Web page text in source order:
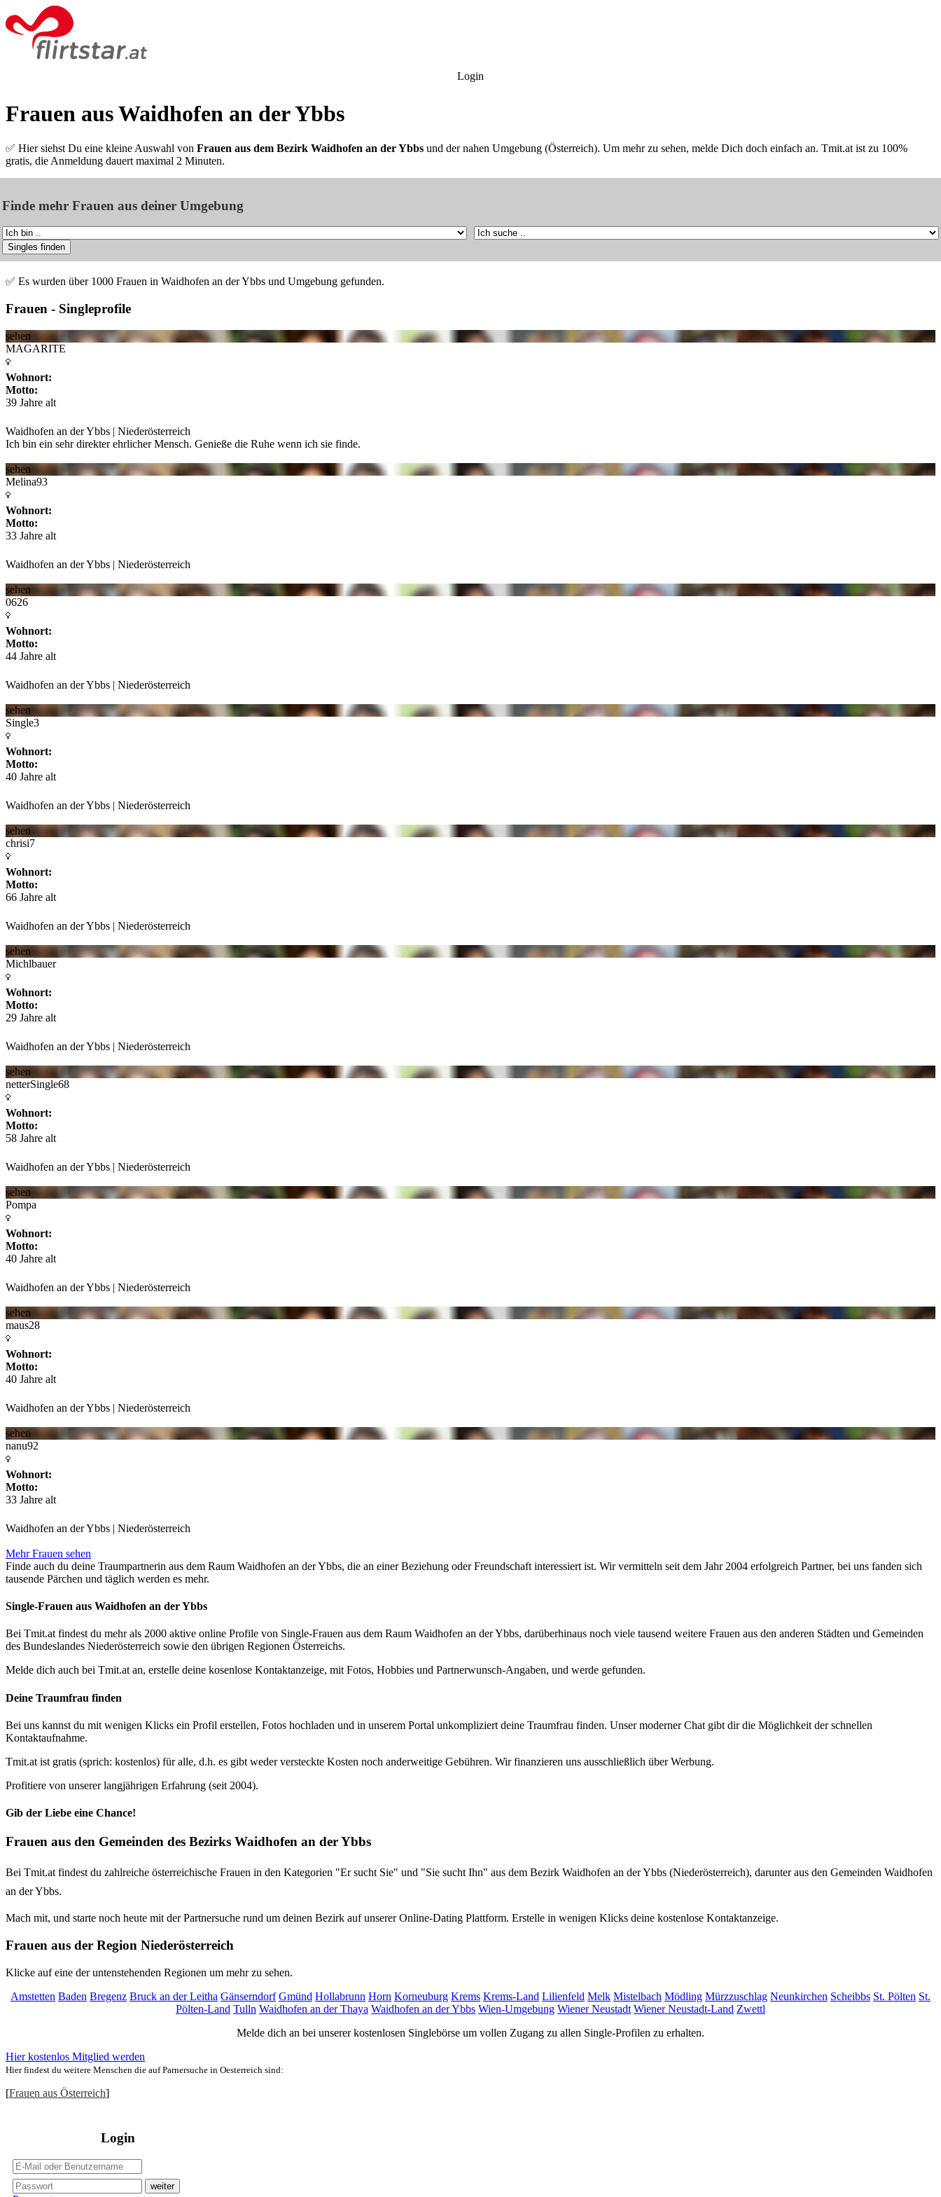
Login
Frauen aus Waidhofen an der Ybbs
✅ Hier siehst Du eine kleine Auswahl von Frauen aus dem Bezirk Waidhofen an der Ybbs und der nahen Umgebung (Österreich). Um mehr zu sehen, melde Dich doch einfach an. Tmit.at ist zu 100%
gratis, die Anmeldung dauert maximal 2 Minuten.
Finde mehr Frauen aus deiner Umgebung
✅ Es wurden über 1000 Frauen in Waidhofen an der Ybbs und Umgebung gefunden.
Frauen - Singleprofile
sehen
MAGARITE
Wohnort:
Motto:
39 Jahre alt
Waidhofen an der Ybbs | Niederösterreich
Ich bin ein sehr direkter ehrlicher Mensch. Genieße die Ruhe wenn ich sie finde.
sehen
Melina93
Wohnort:
Motto:
33 Jahre alt
Waidhofen an der Ybbs | Niederösterreich
sehen
0626
Wohnort:
Motto:
44 Jahre alt
Waidhofen an der Ybbs | Niederösterreich
sehen
Single3
Wohnort:
Motto:
40 Jahre alt
Waidhofen an der Ybbs | Niederösterreich
sehen
chrisi7
Wohnort:
Motto:
66 Jahre alt
Waidhofen an der Ybbs | Niederösterreich
sehen
Michlbauer
Wohnort:
Motto:
29 Jahre alt
Waidhofen an der Ybbs | Niederösterreich
sehen
netterSingle68
Wohnort:
Motto:
58 Jahre alt
Waidhofen an der Ybbs | Niederösterreich
sehen
Pompa
Wohnort:
Motto:
40 Jahre alt
Waidhofen an der Ybbs | Niederösterreich
sehen
maus28
Wohnort:
Motto:
40 Jahre alt
Waidhofen an der Ybbs | Niederösterreich
sehen
nanu92
Wohnort:
Motto:
33 Jahre alt
Waidhofen an der Ybbs | Niederösterreich
Mehr Frauen sehen
Finde auch du deine Traumpartnerin aus dem Raum Waidhofen an der Ybbs, die an einer Beziehung oder Freundschaft interessiert ist. Wir vermitteln seit dem Jahr 2004 erfolgreich Partner, bei uns fanden sich
tausende Pärchen und täglich werden es mehr.
Single-Frauen aus Waidhofen an der Ybbs
Bei Tmit.at findest du mehr als 2000 aktive online Profile von Single-Frauen aus dem Raum Waidhofen an der Ybbs, darüberhinaus noch viele tausend weitere Frauen aus den anderen Städten und Gemeinden
des Bundeslandes Niederösterreich sowie den übrigen Regionen Österreichs.
Melde dich auch bei Tmit.at an, erstelle deine kosenlose Kontaktanzeige, mit Fotos, Hobbies und Partnerwunsch-Angaben, und werde gefunden.
Deine Traumfrau finden
Bei uns kannst du mit wenigen Klicks ein Profil erstellen, Fotos hochladen und in unserem Portal unkompliziert deine Traumfrau finden. Unser moderner Chat gibt dir die Möglichkeit der schnellen
Kontaktaufnahme.
Tmit.at ist gratis (sprich: kostenlos) für alle, d.h. es gibt weder versteckte Kosten noch anderweitige Gebühren. Wir finanzieren uns ausschließlich über Werbung.
Profitiere von unserer langjährigen Erfahrung (seit 2004).
Gib der Liebe eine Chance!
Frauen aus den Gemeinden des Bezirks Waidhofen an der Ybbs
Bei Tmit.at findest du zahlreiche österreichische Frauen in den Kategorien "Er sucht Sie" und "Sie sucht Ihn" aus dem Bezirk Waidhofen an der Ybbs (Niederösterreich), darunter aus den Gemeinden Waidhofen
an der Ybbs.
Mach mit, und starte noch heute mit der Partnersuche rund um deinen Bezirk auf unserer Online-Dating Plattform. Erstelle in wenigen Klicks deine kostenlose Kontaktanzeige.
Frauen aus der Region Niederösterreich
Klicke auf eine der untenstehenden Regionen um mehr zu sehen.
Amstetten Baden Bregenz Bruck an der Leitha Gänserndorf Gmünd Hollabrunn Horn Korneuburg Krems Krems-Land Lilienfeld Melk Mistelbach Mödling Mürzzuschlag Neunkirchen Scheibbs St. Pölten St.
Pölten-Land Tulln Waidhofen an der Thaya Waidhofen an der Ybbs Wien-Umgebung Wiener Neustadt Wiener Neustadt-Land Zwettl
Melde dich an bei unserer kostenlosen Singlebörse um vollen Zugang zu allen Single-Profilen zu erhalten.
Hier kostenlos Mitglied werden
Hier findest du weitere Menschen die auf Parnersuche in Oesterreich sind:
[Frauen aus Österreich]
Login